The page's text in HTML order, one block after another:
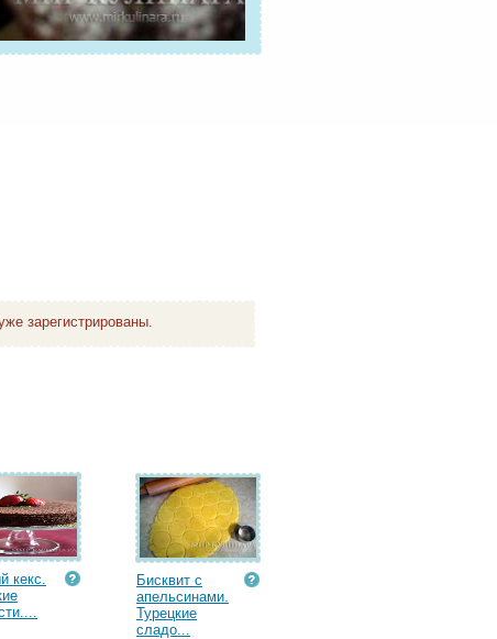
зарегистрированы.
кекс.
Бисквит с
апельсинами.
Турецкие
сладо...